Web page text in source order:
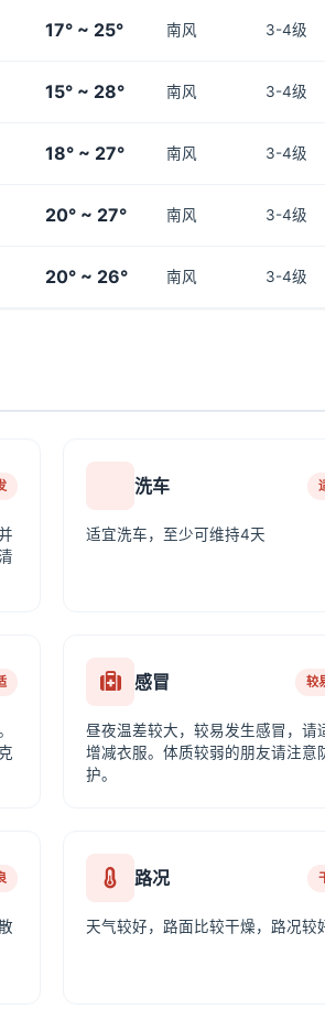
17° ~ 25° 南风 3-4级
15° ~ 28° 南风 3-4级
18° ~ 27° 南风 3-4级
20° ~ 27° 南风 3-4级
20° ~ 26° 南风 3-4级
洗车
适宜洗车，至少可维持4天
感冒 较
昼夜温差较大，较易发生感冒，请
增减衣服。体质较弱的朋友请注意
护。
路况
天气较好，路面比较干燥，路况较